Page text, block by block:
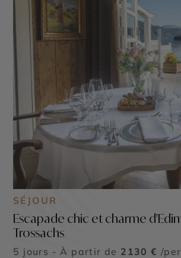
SÉJOUR
Escapade chic et charme
Trossachs
5 jours - À partir de 2130 € /